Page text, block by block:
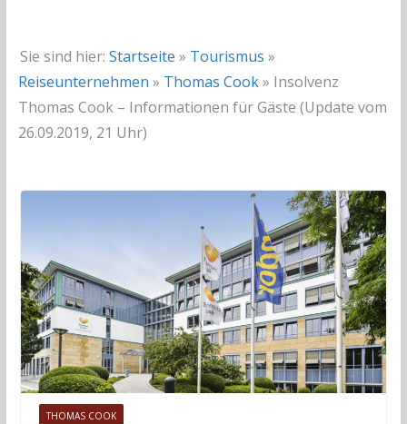
Sie sind hier: Startseite » Tourismus »
Reiseunternehmen » Thomas Cook» Insolvenz
Thomas Cook – Informationen für Gäste (Update vom
26.09.2019, 21 Uhr)
THOMAS COOK